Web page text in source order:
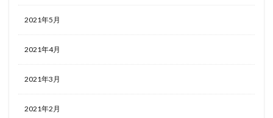
2021年5月
2021年4月
2021年3月
2021年2月